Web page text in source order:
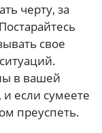
черту, за
свое
в вашей
если сумеете
преуспеть.